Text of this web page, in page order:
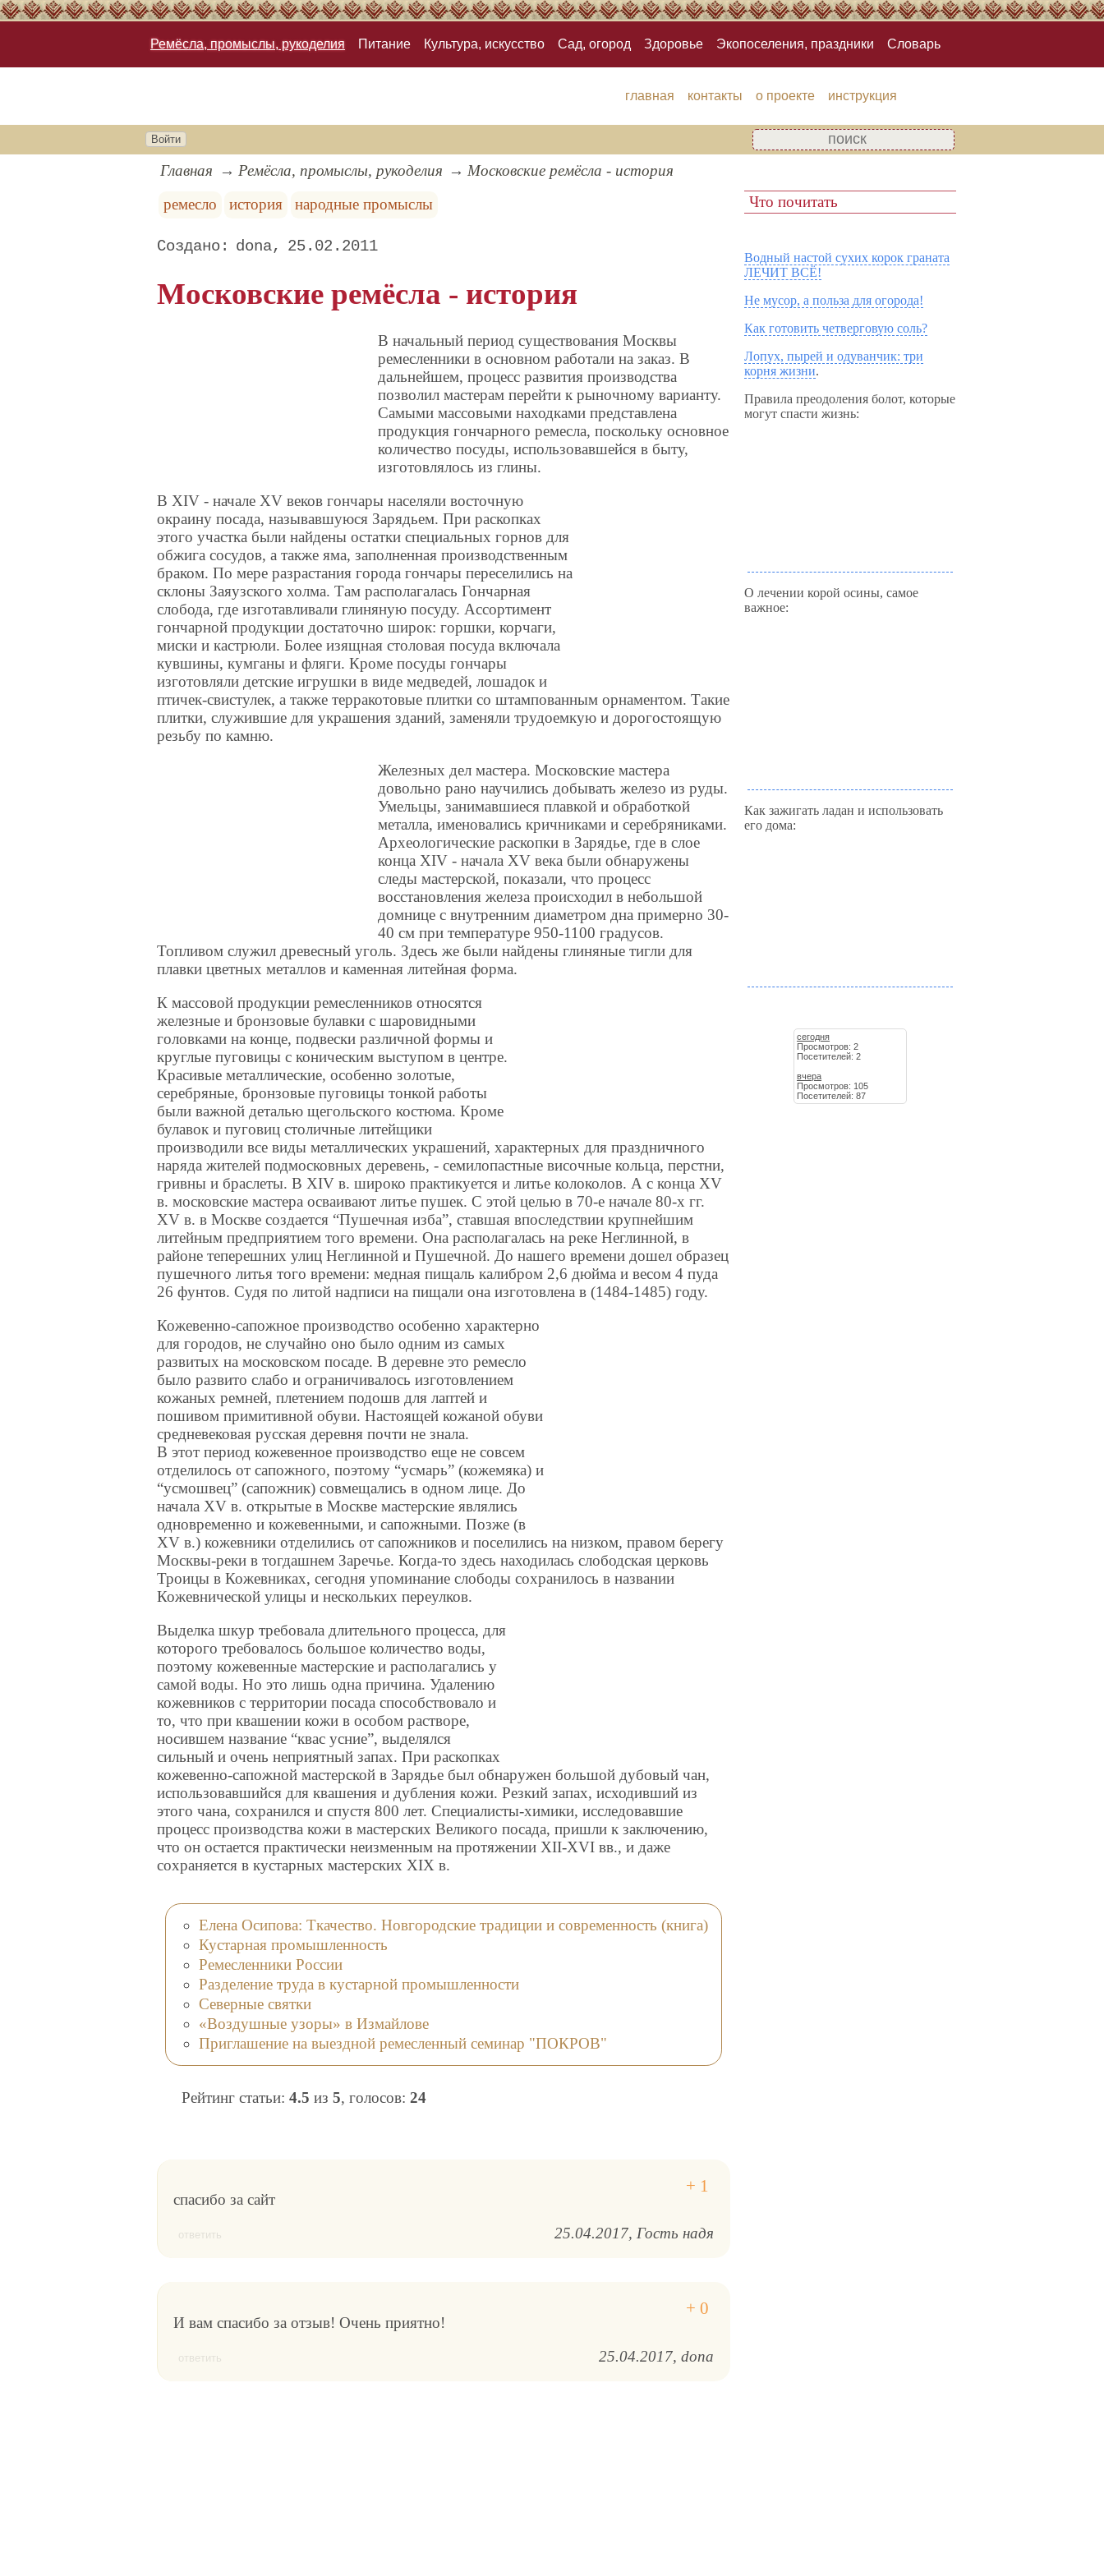
Ремёсла, промыслы, рукоделия Питание Культура, искусство Сад, огород Здоровье Экопоселения, праздники Словарь
главная контакты о проекте инструкция
Войти
Главная Ремёсла, промыслы, рукоделия
Московские ремёсла - история
ремесло
история народные промыслы
dona 25.02.2011
Московские ремёсла - история
В начальный период существования Москвы
ремесленники в основном работали на заказ. В
дальнейшем, процесс развития производства
позволил мастерам перейти к рыночному варианту.
Самыми массовыми находками представлена
продукция гончарного ремесла, поскольку основное
количество посуды, использовавшейся в быту,
изготовлялось из глины.
В XIV - начале XV веков гончары населяли восточную
окраину посада, называвшуюся Зарядьем. При раскопках
этого участка были найдены остатки специальных горнов для
обжига сосудов, а также яма, заполненная производственным
браком. По мере разрастания города гончары переселились на
склоны Заяузского холма. Там располагалась Гончарная
слобода, где изготавливали глиняную посуду. Ассортимент
гончарной продукции достаточно широк: горшки, корчаги,
миски и кастрюли. Более изящная столовая посуда включала
кувшины, кумганы и фляги. Кроме посуды гончары
изготовляли детские игрушки в виде медведей, лошадок и
птичек-свистулек, а также терракотовые плитки со штампованным орнаментом. Такие
плитки, служившие для украшения зданий, заменяли трудоемкую и дорогостоящую
резьбу по камню.
Железных дел мастера. Московские мастера
довольно рано научились добывать железо из руды.
Умельцы, занимавшиеся плавкой и обработкой
металла, именовались кричниками и серебряниками.
Археологические раскопки в Зарядье, где в слое
конца XIV - начала XV века были обнаружены
следы мастерской, показали, что процесс
восстановления железа происходил в небольшой
домнице с внутренним диаметром дна примерно 30-
40 см при температуре 950-1100 градусов.
Топливом служил древесный уголь. Здесь же были найдены глиняные тигли для
плавки цветных металлов и каменная литейная форма.
К массовой продукции ремесленников относятся
железные и бронзовые булавки с шаровидными
головками на конце, подвески различной формы и
круглые пуговицы с коническим выступом в центре.
Красивые металлические, особенно золотые,
серебряные, бронзовые пуговицы тонкой работы
были важной деталью щегольского костюма. Кроме
булавок и пуговиц столичные литейщики
производили все виды металлических украшений, характерных для праздничного
наряда жителей подмосковных деревень, - семилопастные височные кольца, перстни,
гривны и браслеты. В XIV в. широко практикуется и литье колоколов. А с конца XV
в. московские мастера осваивают литье пушек. С этой целью в 70-е начале 80-х гг.
XV в. в Москве создается “Пушечная изба”, ставшая впоследствии крупнейшим
литейным предприятием того времени. Она располагалась на реке Неглинной, в
районе теперешних улиц Неглинной и Пушечной. До нашего времени дошел образец
пушечного литья того времени: медная пищаль калибром 2,6 дюйма и весом 4 пуда
26 фунтов. Судя по литой надписи на пищали она изготовлена в (1484-1485) году.
Кожевенно-сапожное производство особенно характерно
для городов, не случайно оно было одним из самых
развитых на московском посаде. В деревне это ремесло
было развито слабо и ограничивалось изготовлением
кожаных ремней, плетением подошв для лаптей и
пошивом примитивной обуви. Настоящей кожаной обуви
средневековая русская деревня почти не знала.
В этот период кожевенное производство еще не совсем
отделилось от сапожного, поэтому “усмарь” (кожемяка) и
“усмошвец” (сапожник) совмещались в одном лице. До
начала XV в. открытые в Москве мастерские являлись
одновременно и кожевенными, и сапожными. Позже (в
XV в.) кожевники отделились от сапожников и поселились на низком, правом берегу
Москвы-реки в тогдашнем Заречье. Когда-то здесь находилась слободская церковь
Троицы в Кожевниках, сегодня упоминание слободы сохранилось в названии
Кожевнической улицы и нескольких переулков.
Выделка шкур требовала длительного процесса, для
которого требовалось большое количество воды,
поэтому кожевенные мастерские и располагались у
самой воды. Но это лишь одна причина. Удалению
кожевников с территории посада способствовало и
то, что при квашении кожи в особом растворе,
носившем название “квас усние”, выделялся
сильный и очень неприятный запах. При раскопках
кожевенно-сапожной мастерской в Зарядье был обнаружен большой дубовый чан,
использовавшийся для квашения и дубления кожи. Резкий запах, исходивший из
этого чана, сохранился и спустя 800 лет. Специалисты-химики, исследовавшие
процесс производства кожи в мастерских Великого посада, пришли к заключению,
что он остается практически неизменным на протяжении XII-XVI вв., и даже
сохраняется в кустарных мастерских XIX в.
Елена Осипова: Ткачество. Новгородские традиции и современность (книга)
Кустарная промышленность
Ремесленники России
Разделение труда в кустарной промышленности
Северные святки
«Воздушные узоры» в Измайлове
Приглашение на выездной ремесленный семинар "ПОКРОВ"
Рейтинг статьи: 4.5 из 5, голосов: 24
спасибо за сайт
ответить 25.04.2017 Гость надя
И вам спасибо за отзыв! Очень приятно!
ответить 25.04.2017 dona
Что почитать
Водный настой сухих корок граната
ЛЕЧИТ ВСЁ!
Не мусор, а польза для огорода!
Как готовить четверговую соль?
Лопух, пырей и одуванчик: три
корня жизни.
Правила преодоления болот, которые
могут спасти жизнь:
О лечении корой осины, самое
важное:
Как зажигать ладан и использовать
его дома:
сегодня
Просмотров: 2
Посетителей: 2
вчера
Просмотров: 105
Посетителей: 87